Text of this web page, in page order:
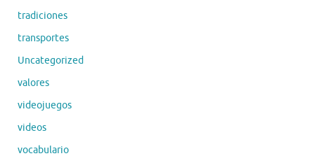
tradiciones
transportes
Uncategorized
valores
videojuegos
videos
vocabulario